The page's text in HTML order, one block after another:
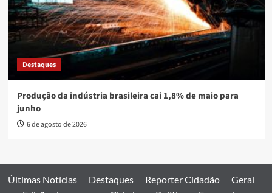
Destaques
Produção da indústria brasileira cai 1,8% de maio para
junho
6 de agosto de 2026
Últimas Notícias Destaques Reporter Cidadão
Geral